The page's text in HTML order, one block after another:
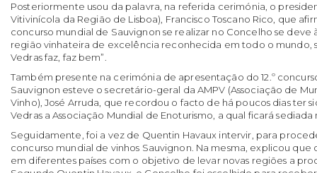
Posteriormente usou da palavra, na referida cerimónia, o
Vitivinícola da Região de Lisboa), Francisco Toscano Rico, que
concurso mundial de Sauvignon se realizar no Concelho se deve
região vinhateira de excelência reconhecida em todo o mundo,
Vedras faz, faz bem”.
Também presente na cerimónia de apresentação do 12.º
Sauvignon esteve o secretário-geral da AMPV (Associação de
Vinho), José Arruda, que recordou o facto de há poucos dias ter
Vedras a Associação Mundial de Enoturismo, a qual ficará sediada
Seguidamente, foi a vez de Quentin Havaux intervir, para
concurso mundial de vinhos Sauvignon. Na mesma, explicou
em diferentes países com o objetivo de levar novas regiões a